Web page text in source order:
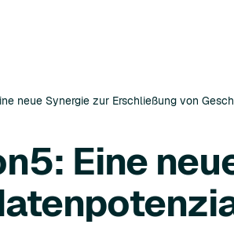
neue Synergie zur Erschließung von
Eine